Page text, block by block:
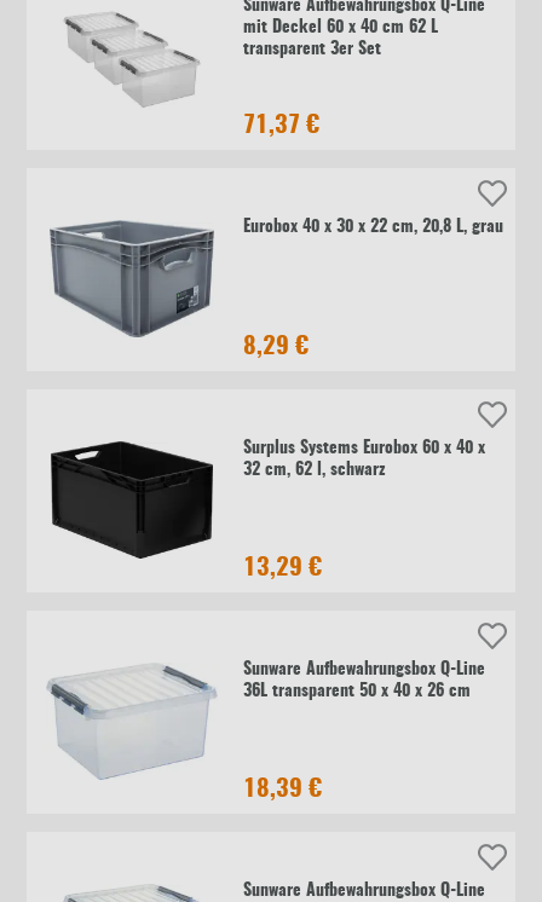
Sunware Aufbewahrungsbox Q-Line
mit Deckel 60 x 40 cm 62 L
transparent 3er Set
71,37 €
Eurobox 40 x 30 x 22 cm, 20,8 L, grau
8,29 €
Surplus Systems Eurobox 60 x 40 x
32 cm, 62 l, schwarz
13,29 €
Sunware Aufbewahrungsbox Q-Line
36L transparent 50 x 40 x 26 cm
18,39 €
Sunware Aufbewahrungsbox Q-Line